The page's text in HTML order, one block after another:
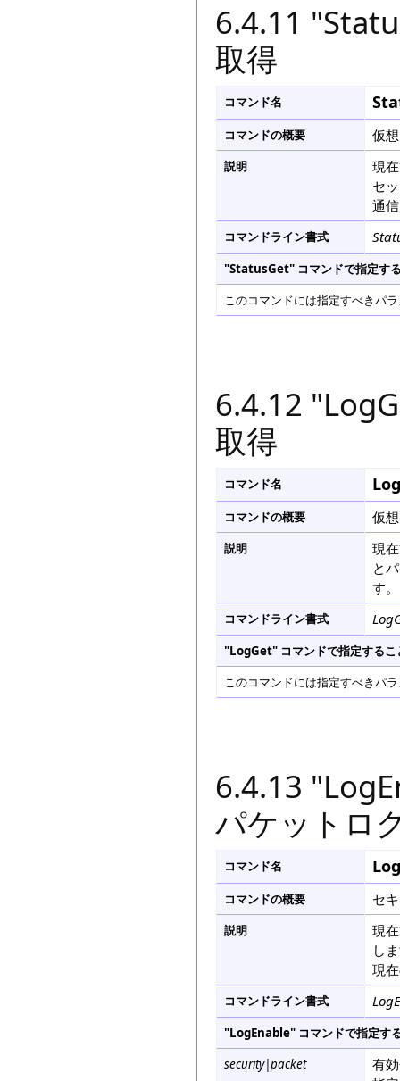
6.4.11
取得
コマンド名
コマンドの概要 仮
説明
現
セ
通
コマンドライン書式
"StatusGet" コマンドで指定す
このコマンドには指定すべきパ
6.4.12
取得
コマンド名
コマンドの概要 仮
説明
現
と
す。
コマンドライン書式
"LogGet" コマンドで指定するこ
このコマンドには指定すべきパ
6.4.13
パケットロ
コマンド名
コマンドの概要 セ
説明
現
し
現
コマンドライン書式
"LogEnable" コマンドで指定す
security|packet
有